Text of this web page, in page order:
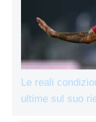
Le reali
ultime sul suo